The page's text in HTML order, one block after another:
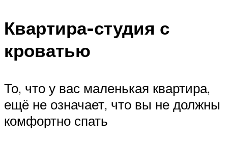
Квартира-студия с
кроватью
То, что у вас маленькая квартира,
ещё не означает, что вы не должны
комфортно спать